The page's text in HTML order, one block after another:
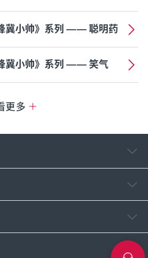
冀小帅》系列 —— 聪明药
冀小帅》系列 —— 笑气
更多